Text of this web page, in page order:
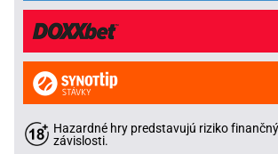
Hazardné hry predstavujú riziko
závislosti.